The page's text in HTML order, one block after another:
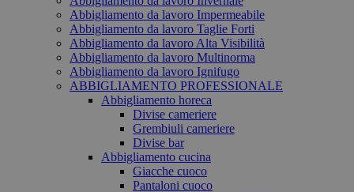
Abbigliamento da lavoro Impermeabile
Abbigliamento da lavoro Taglie Forti
Abbigliamento da lavoro Alta Visibilità
Abbigliamento da lavoro Multinorma
Abbigliamento da lavoro Ignifugo
ABBIGLIAMENTO PROFESSIONALE
Abbigliamento horeca
Divise cameriere
Grembiuli cameriere
Divise bar
Abbigliamento cucina
Giacche cuoco
Pantaloni cuoco